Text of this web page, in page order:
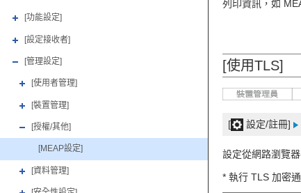
[功能設定]
[設定接收者]
[管理設定]
[使用者管理]
[裝置管理]
[授權/其他]
[MEAP設定]
[資料管理]
列印資訊，如
[使用TLS]
[ 設定/註冊]
設定從網路瀏覽
* 執行 TLS 加密